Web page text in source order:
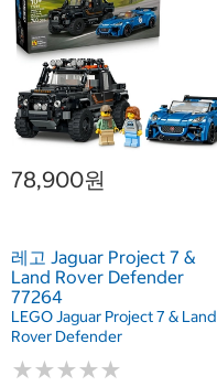
78,900원
레고 Jaguar Project 7 &
Land Rover Defender
77264
LEGO Jaguar Project 7 & Land
Rover Defender
★★★★★
★★★★★